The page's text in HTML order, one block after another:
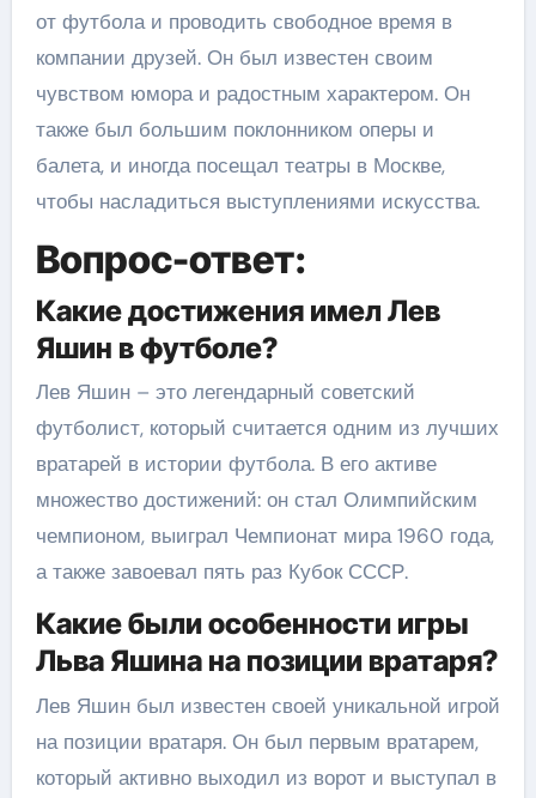
от футбола и проводить свободное время в
компании друзей. Он был известен своим
чувством юмора и радостным характером. Он
также был большим поклонником оперы и
балета, и иногда посещал театры в Москве,
чтобы насладиться выступлениями искусства.
Вопрос-ответ:
Какие достижения имел Лев
Яшин в футболе?
Лев Яшин – это легендарный советский
футболист, который считается одним из лучших
вратарей в истории футбола. В его активе
множество достижений: он стал Олимпийским
чемпионом, выиграл Чемпионат мира 1960 года,
а также завоевал пять раз Кубок СССР.
Какие были особенности игры
Льва Яшина на позиции вратаря?
Лев Яшин был известен своей уникальной игрой
на позиции вратаря. Он был первым вратарем,
который активно выходил из ворот и выступал в